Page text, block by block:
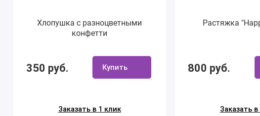
Хлопушка с разноцветными
конфетти
350 руб. Купить
Заказать в 1 клик
Растяжка
800 руб.
Заказать